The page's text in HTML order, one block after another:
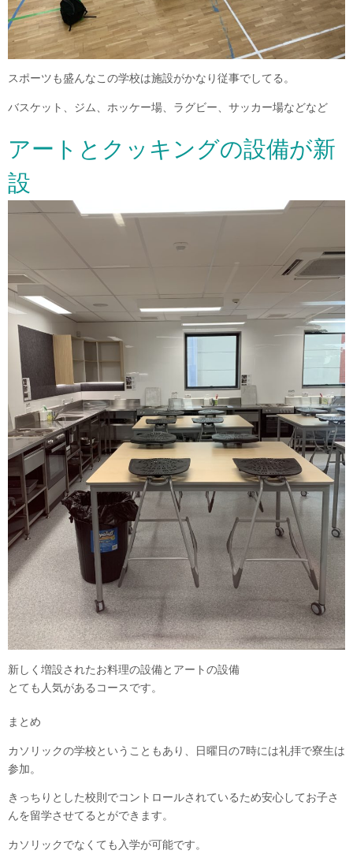
スポーツも盛んなこの学校は施設がかなり従事でしてる。
バスケット、ジム、ホッケー場、ラグビー、サッカー場などなど
アートとクッキングの設備が新
設
新しく増設されたお料理の設備とアートの設備
とても人気があるコースです。
まとめ
カソリックの学校ということもあり、日曜日の7時には礼拝で寮生は
参加。
きっちりとした校則でコントロールされているため安心してお子さ
んを留学させてるとができます。
カソリックでなくても入学が可能です。